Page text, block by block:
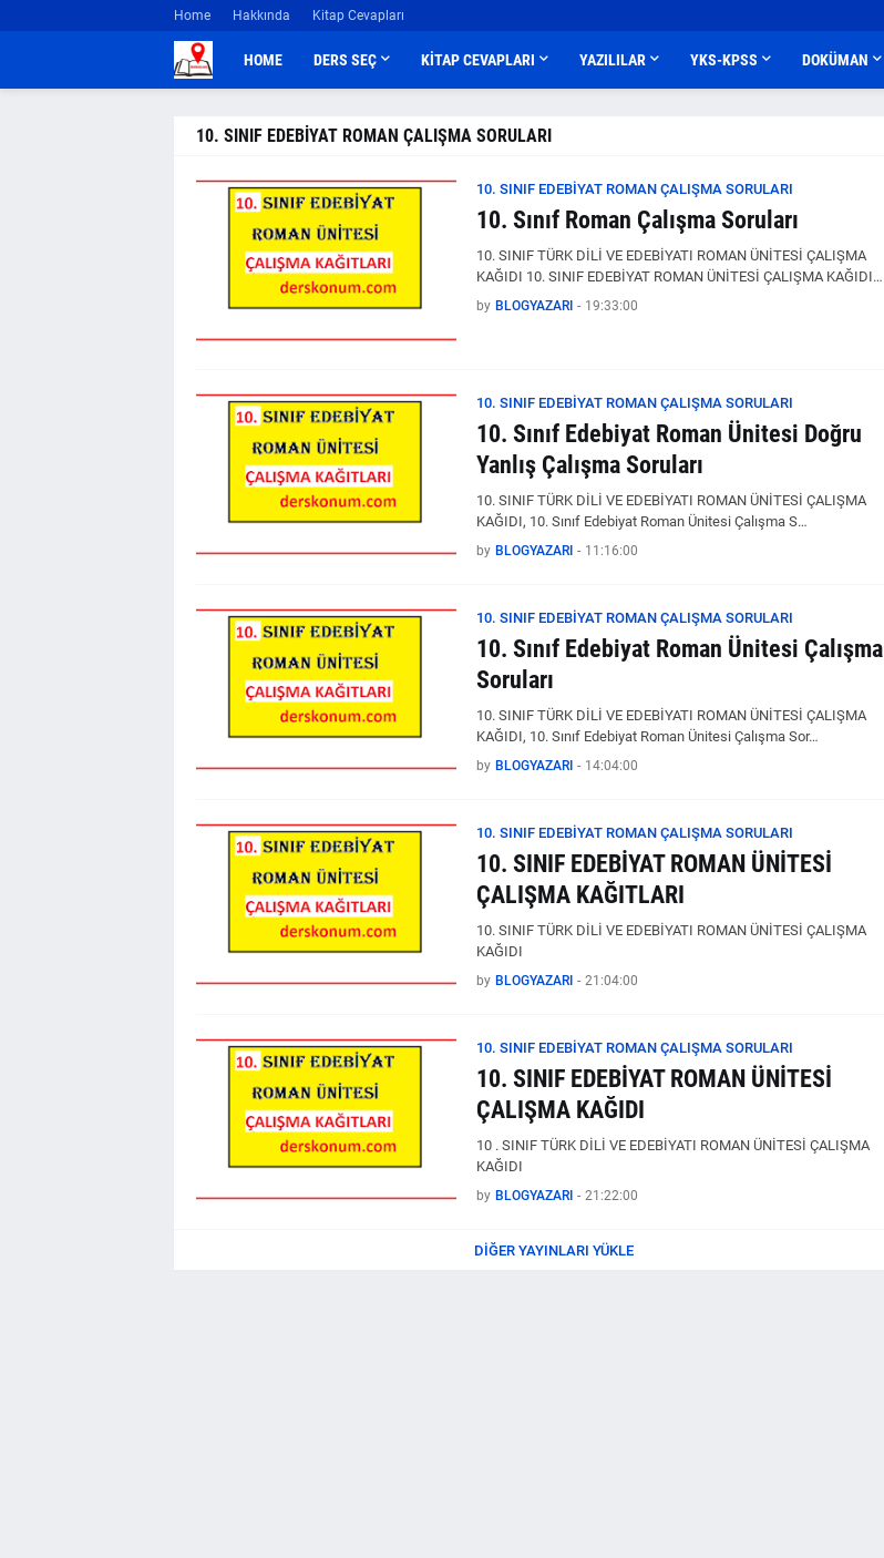
Home Hakkında Kitap Cevapları
HOME DERS SEÇ KİTAP CEVAPLARI YAZILILAR YKS-KPSS DOKÜMAN
10. SINIF EDEBİYAT ROMAN ÇALIŞMA SORULARI
10. SINIF EDEBİYAT ROMAN ÇALIŞMA SORULARI
10. Sınıf Roman Çalışma Soruları
10. SINIF TÜRK DİLİ VE EDEBİYATI ROMAN ÜNİTESİ ÇALIŞMA
KAĞIDI 10. SINIF EDEBİYAT ROMAN ÜNİTESİ ÇALIŞMA KAĞIDI…
by BLOGYAZARI - 19:33:00
10. SINIF EDEBİYAT ROMAN ÇALIŞMA SORULARI
10. Sınıf Edebiyat Roman Ünitesi Doğru
Yanlış Çalışma Soruları
10. SINIF TÜRK DİLİ VE EDEBİYATI ROMAN ÜNİTESİ ÇALIŞMA
KAĞIDI, 10. Sınıf Edebiyat Roman Ünitesi Çalışma S…
by BLOGYAZARI - 11:16:00
10. SINIF EDEBİYAT ROMAN ÇALIŞMA SORULARI
10. Sınıf Edebiyat Roman Ünitesi Çalışma
Soruları
10. SINIF TÜRK DİLİ VE EDEBİYATI ROMAN ÜNİTESİ ÇALIŞMA
KAĞIDI, 10. Sınıf Edebiyat Roman Ünitesi Çalışma Sor…
by BLOGYAZARI - 14:04:00
10. SINIF EDEBİYAT ROMAN ÇALIŞMA SORULARI
10. SINIF EDEBİYAT ROMAN ÜNİTESİ
ÇALIŞMA KAĞITLARI
10. SINIF TÜRK DİLİ VE EDEBİYATI ROMAN ÜNİTESİ ÇALIŞMA
KAĞIDI
by BLOGYAZARI - 21:04:00
10. SINIF EDEBİYAT ROMAN ÇALIŞMA SORULARI
10. SINIF EDEBİYAT ROMAN ÜNİTESİ
ÇALIŞMA KAĞIDI
10 . SINIF TÜRK DİLİ VE EDEBİYATI ROMAN ÜNİTESİ ÇALIŞMA
KAĞIDI
by BLOGYAZARI - 21:22:00
DIĞER YAYINLARI YÜKLE